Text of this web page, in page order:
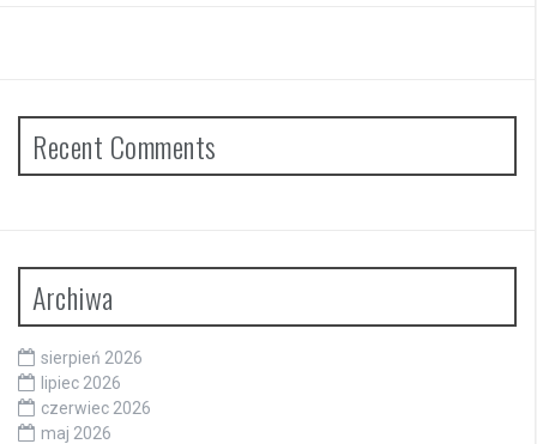
Recent Comments
Archiwa
sierpień 2026
lipiec 2026
czerwiec 2026
maj 2026